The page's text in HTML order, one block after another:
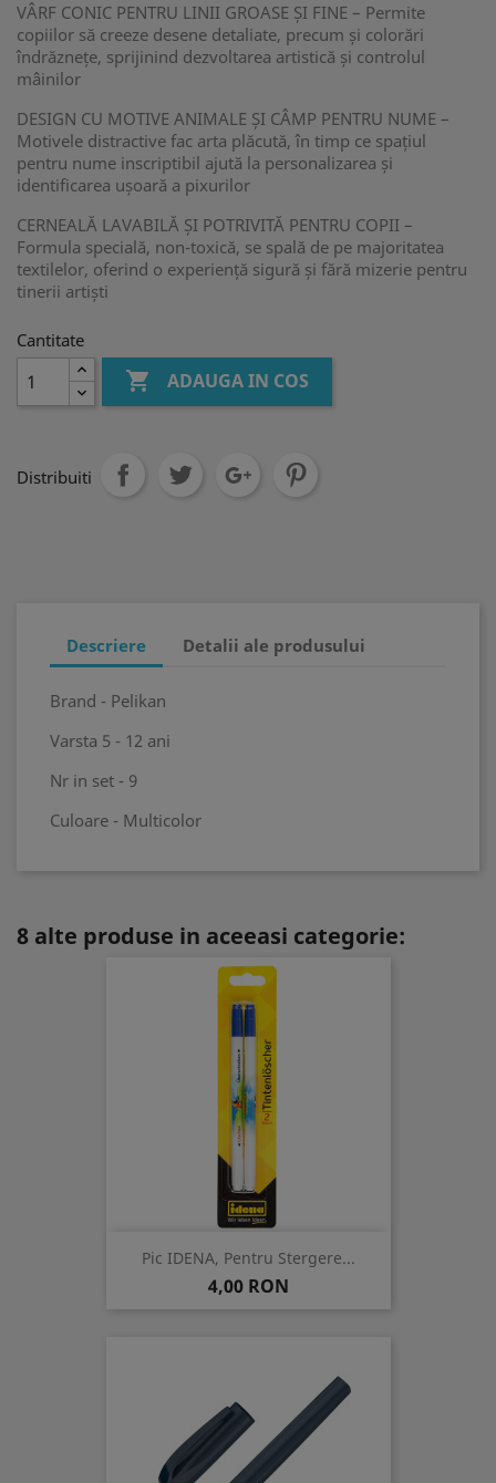
VÂRF CONIC PENTRU LINII GROASE ȘI FINE – Permite
copiilor să creeze desene detaliate, precum și colorări
îndrăznețe, sprijinind dezvoltarea artistică și controlul
mâinilor
DESIGN CU MOTIVE ANIMALE ȘI CÂMP PENTRU NUME –
Motivele distractive fac arta plăcută, în timp ce spațiul
pentru nume inscriptibil ajută la personalizarea și
identificarea ușoară a pixurilor
CERNEALĂ LAVABILĂ ȘI POTRIVITĂ PENTRU COPII –
Formula specială, non-toxică, se spală de pe majoritatea
textilelor, oferind o experiență sigură și fără mizerie pentru
tinerii artiști
Cantitate
 ADAUGA IN COS
Distribuiti
Descriere Detalii ale produsului
Brand - Pelikan
Varsta 5 - 12 ani
Nr in set - 9
Culoare - Multicolor
8 alte produse in aceeasi categorie:
Pic IDENA, Pentru Stergere...
Pret
4,00 RON